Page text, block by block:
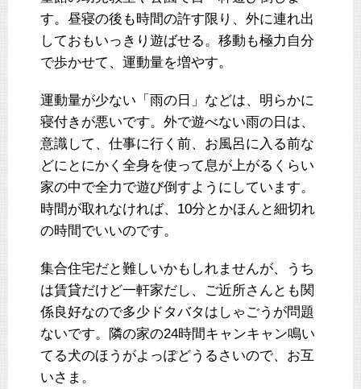
す。昼寝の後も時間の許す限り、外に連れ出
しておもいっきり遊ばせる。移動も極力自分
で歩かせて、運動量を増やす。
運動量が少ない「雨の日」などは、明らかに
寝付きが悪いです。外で遊べない雨の日は、
意識して、仕事に行く前、お風呂に入る前な
どにとにかく全身を使って息が上がるくらい
家の中で全力で遊び倒すようにしています。
時間が取れなければ、10分とかほんと細切れ
の時間でいいのです。
集合住宅だと難しいかもしれませんが、うち
は賃貸だけど一軒家だし、ご近所さんとも関
係良好なので多少ドタバタはしゃごうが問題
ないです。隣の家の24時間キャンキャン鳴い
てる犬のほうがよっぽどうるさいので、お互
いさま。